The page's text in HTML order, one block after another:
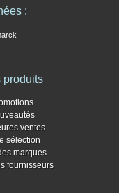
:
produits
ventes
sélection
marques
fournisseurs